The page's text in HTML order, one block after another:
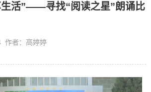
生活”——寻找“阅读之星”朗诵比
作者：高婷婷